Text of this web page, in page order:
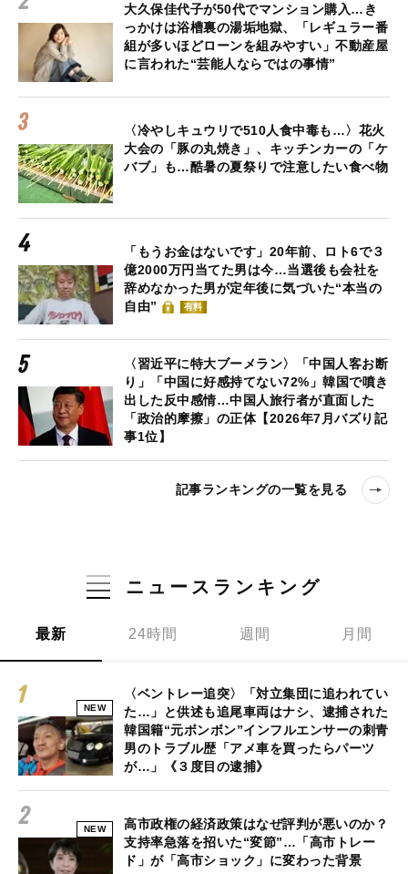
大久保佳代子が50代でマンション購入…き
っかけは浴槽裏の湯垢地獄、「レギュラー番
組が多いほどローンを組みやすい」不動産屋
に言われた“芸能人ならではの事情”
〈冷やしキュウリで510人食中毒も…〉花火
大会の「豚の丸焼き」、キッチンカーの「ケ
バブ」も…酷暑の夏祭りで注意したい食べ物
「もうお金はないです」20年前、ロト6で３
億2000万円当てた男は今…当選後も会社を
辞めなかった男が定年後に気づいた“本当の
自由”
有料
〈習近平に特大ブーメラン〉「中国人客お断
り」「中国に好感持てない72%」韓国で噴き
出した反中感情…中国人旅行者が直面した
「政治的摩擦」の正体【2026年7月バズり記
事1位】
記事ランキングの一覧を見る
ニュースランキング
最新 24時間 週間 月間
NEW
〈ベントレー追突〉「対立集団に追われてい
た…」と供述も追尾車両はナシ、逮捕された
韓国籍“元ボンボン”インフルエンサーの刺青
男のトラブル歴「アメ車を買ったらパーツ
が…」《３度目の逮捕》
NEW
高市政権の経済政策はなぜ評判が悪いのか？
支持率急落を招いた“変節”…「高市トレー
ド」が「高市ショック」に変わった背景